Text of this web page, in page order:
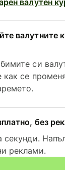
валутните
си
как се
без
секунди.
реклами.